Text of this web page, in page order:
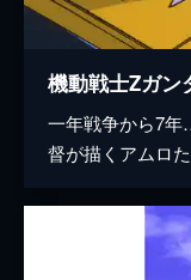
機動戦士Ζガン
一年戦争から7
督が描くアムロ